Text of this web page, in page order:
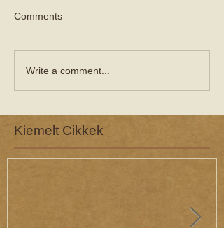
Comments
Write a comment...
Kiemelt Cikkek